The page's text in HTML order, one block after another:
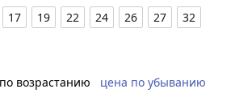
17 19 22 24 26 27
32
возрастанию
цена по убыванию